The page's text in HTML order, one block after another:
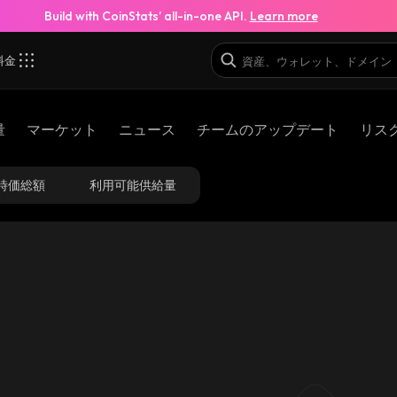
Build with CoinStats’ all-in-one API. Learn more
金
マーケット ニュース チームのアップデート リス
価総額 利用可能供給量